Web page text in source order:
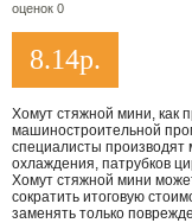
оценок 0
8.14р.
Хомут стяжной мини, как
машиностроительной
специалисты производят
охлаждения, патрубков
Хомут стяжной мини
сократить итоговую
заменять только